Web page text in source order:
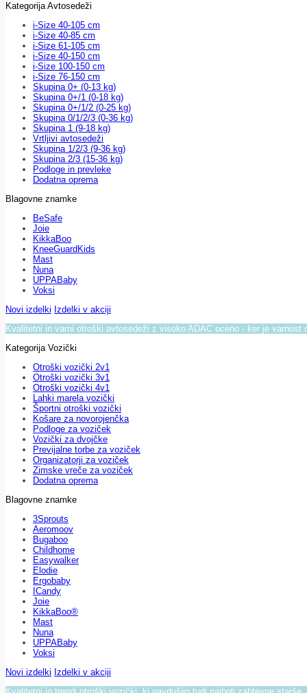
Kategorija Avtosedeži
i-Size 40-105 cm
i-Size 40-85 cm
i-Size 61-105 cm
i-Size 40-150 cm
i-Size 100-150 cm
i-Size 76-150 cm
Skupina 0+ (0-13 kg)
Skupina 0+/1 (0-18 kg)
Skupina 0+/1/2 (0-25 kg)
Skupina 0/1/2/3 (0-36 kg)
Skupina 1 (9-18 kg)
Vrtljivi avtosedeži
Skupina 1/2/3 (9-36 kg)
Skupina 2/3 (15-36 kg)
Podloge in prevleke
Dodatna oprema
Blagovne znamke
BeSafe
Joie
KikkaBoo
KneeGuardKids
Mast
Nuna
UPPABaby
Voksi
Novi izdelki Izdelki v akciji
Kvalitetni in varni otroški avtosedeži z visoko ADAC oceno - ker je varnost
Kategorija Vozički
Otroški vozički 2v1
Otroški vozički 3v1
Otroški vozički 4v1
Lahki marela vozički
Športni otroški vozički
Košare za novorojenčka
Podloge za voziček
Vozički za dvojčke
Previjalne torbe za voziček
Organizatorji za voziček
Zimske vreče za voziček
Dodatna oprema
Blagovne znamke
3Sprouts
Aeromoov
Bugaboo
Childhome
Easywalker
Elodie
Ergobaby
ICandy
Joie
KikkaBoo®
Mast
Nuna
UPPABaby
Voksi
Novi izdelki Izdelki v akciji